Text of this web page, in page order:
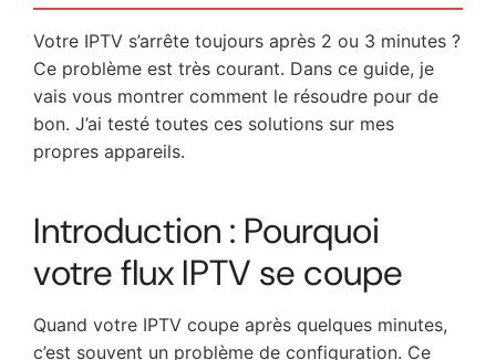
Votre IPTV s’arrête toujours après 2 ou 3 minutes ?
Ce problème est très courant. Dans ce guide, je
vais vous montrer comment le résoudre pour de
bon. J’ai testé toutes ces solutions sur mes
propres appareils.
Introduction : Pourquoi
votre flux IPTV se coupe
Quand votre IPTV coupe après quelques minutes,
c’est souvent un problème de configuration. Ce